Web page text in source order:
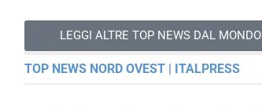
LEGGI ALTRE TOP NEWS DAL MONDO
TOP NEWS NORD OVEST | ITALPRESS